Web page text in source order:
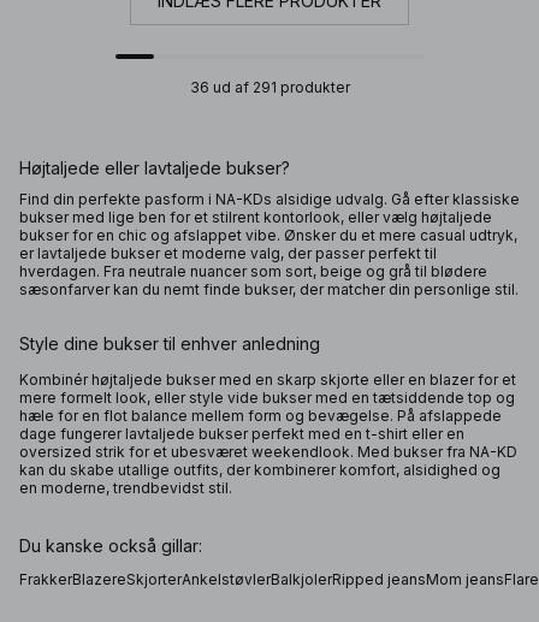
36 ud af 291 produkter
Højtaljede eller lavtaljede bukser?
Find din perfekte pasform i NA-KDs alsidige udvalg. Gå efter klassiske
bukser med lige ben for et stilrent kontorlook, eller vælg højtaljede
bukser for en chic og afslappet vibe. Ønsker du et mere casual udtryk,
er lavtaljede bukser et moderne valg, der passer perfekt til
hverdagen. Fra neutrale nuancer som sort, beige og grå til blødere
sæsonfarver kan du nemt finde bukser, der matcher din personlige stil.
Style dine bukser til enhver anledning
Kombinér højtaljede bukser med en skarp skjorte eller en blazer for et
mere formelt look, eller style vide bukser med en tætsiddende top og
hæle for en flot balance mellem form og bevægelse. På afslappede
dage fungerer lavtaljede bukser perfekt med en t-shirt eller en
oversized strik for et ubesværet weekendlook. Med bukser fra NA-KD
kan du skabe utallige outfits, der kombinerer komfort, alsidighed og
en moderne, trendbevidst stil.
Du kanske också gillar:
FrakkerBlazereSkjorterAnkelstøvlerBalkjolerRipped jeansMom jeans